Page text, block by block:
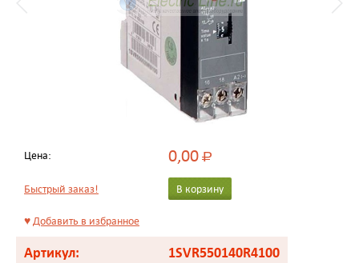
Цена: 0,00Р
Быстрый заказ! В корзину
♥Добавить в избранное
Артикул: 1SVR550140R4100